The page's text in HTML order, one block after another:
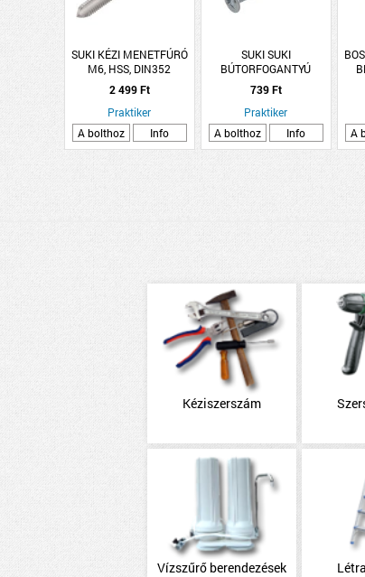
SUKI KÉZI MENETFÚRÓ
M6, HSS, DIN352
2 499 Ft
Praktiker
A bolthoz
Info
SUKI SUKI
BÚTORFOGANTYÚ
CSAVAR M4X25 PZ2
10DB/CSOMAG
739 Ft
Praktiker
A bolthoz
Info
A
Kéziszerszám
Vízszűrő berendezések